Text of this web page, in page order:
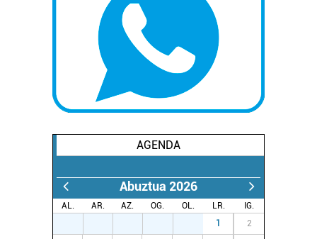
AGENDA
Abuztua 2026
AL. AR. AZ. OG. OL. LR.
IG.
1 2